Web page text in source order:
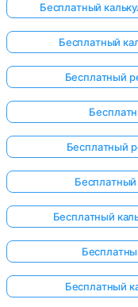
нет
свой
вопрос
Бесплатный
Бесплатный
Бесплатный
Бесплатный
Бесплатный
Бесплатный